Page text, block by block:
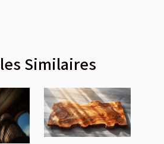
Similaires